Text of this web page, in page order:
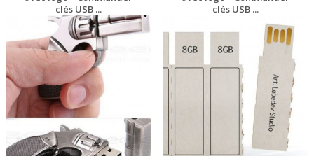
clés USB ...
Personnaliser avec
votre logo
clés USB ...
Personnaliser avec
votre logo